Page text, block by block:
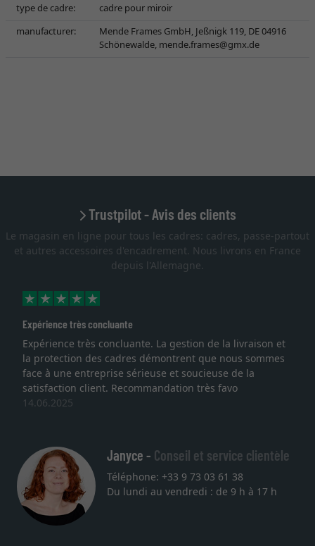
type de cadre:
cadre pour miroir
manufacturer:
Mende Frames GmbH, Jeßnigk 119, DE 04916
Schönewalde, mende.frames@gmx.de
Trustpilot - Avis des clients
Le magasin en ligne pour tous les cadres: cadres, passe-partout
et autres accessoires d'encadrement. Nous livrons en France
depuis l'Allemagne.
Expérience très concluante
Expérience très concluante. La gestion de la livraison et
la protection des cadres démontrent que nous sommes
face à une entreprise sérieuse et soucieuse de la
satisfaction client. Recommandation très favo
14.06.2025
Janyce - Conseil et service clientèle
Téléphone: +33 9 73 03 61 38
Du lundi au vendredi : de 9 h à 17 h